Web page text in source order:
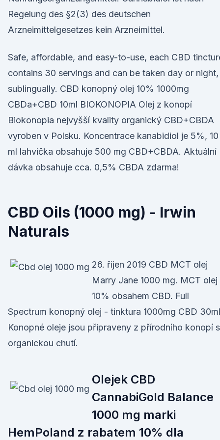
Regelung des §2(3) des deutschen
Arzneimittelgesetzes kein Arzneimittel.
Safe, affordable, and easy-to-use, each CBD
contains 30 servings and can be taken day or night,
sublingually. CBD konopný olej 10% 1000mg
CBDa+CBD 10ml BIOKONOPIA Olej z konopí
Biokonopia nejvyšší kvality organický CBD+CBDA
vyroben v Polsku. Koncentrace kanabidiol je 5%, 10
ml lahvička obsahuje 500 mg CBD+CBDA. Aktuální
dávka obsahuje cca. 0,5% CBDA zdarma!
CBD Oils (1000 mg) - Irwin
Naturals
26. říjen 2019 CBD MCT olej
Marry Jane 1000 mg. MCT olej
10% obsahem CBD. Full
Spectrum konopný olej - tinktura 1000mg CBD
Konopné oleje jsou připraveny z přírodního konopí s
organickou chutí.
Olejek CBD
CannabiGold Balance
1000 mg marki
HemPoland z rabatem 10% dla